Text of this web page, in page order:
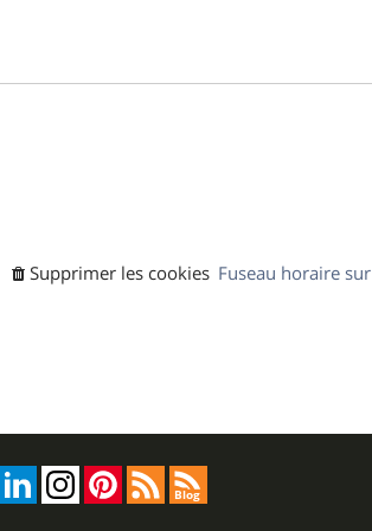
e
Fuseau horaire sur
Supprimer les cookies